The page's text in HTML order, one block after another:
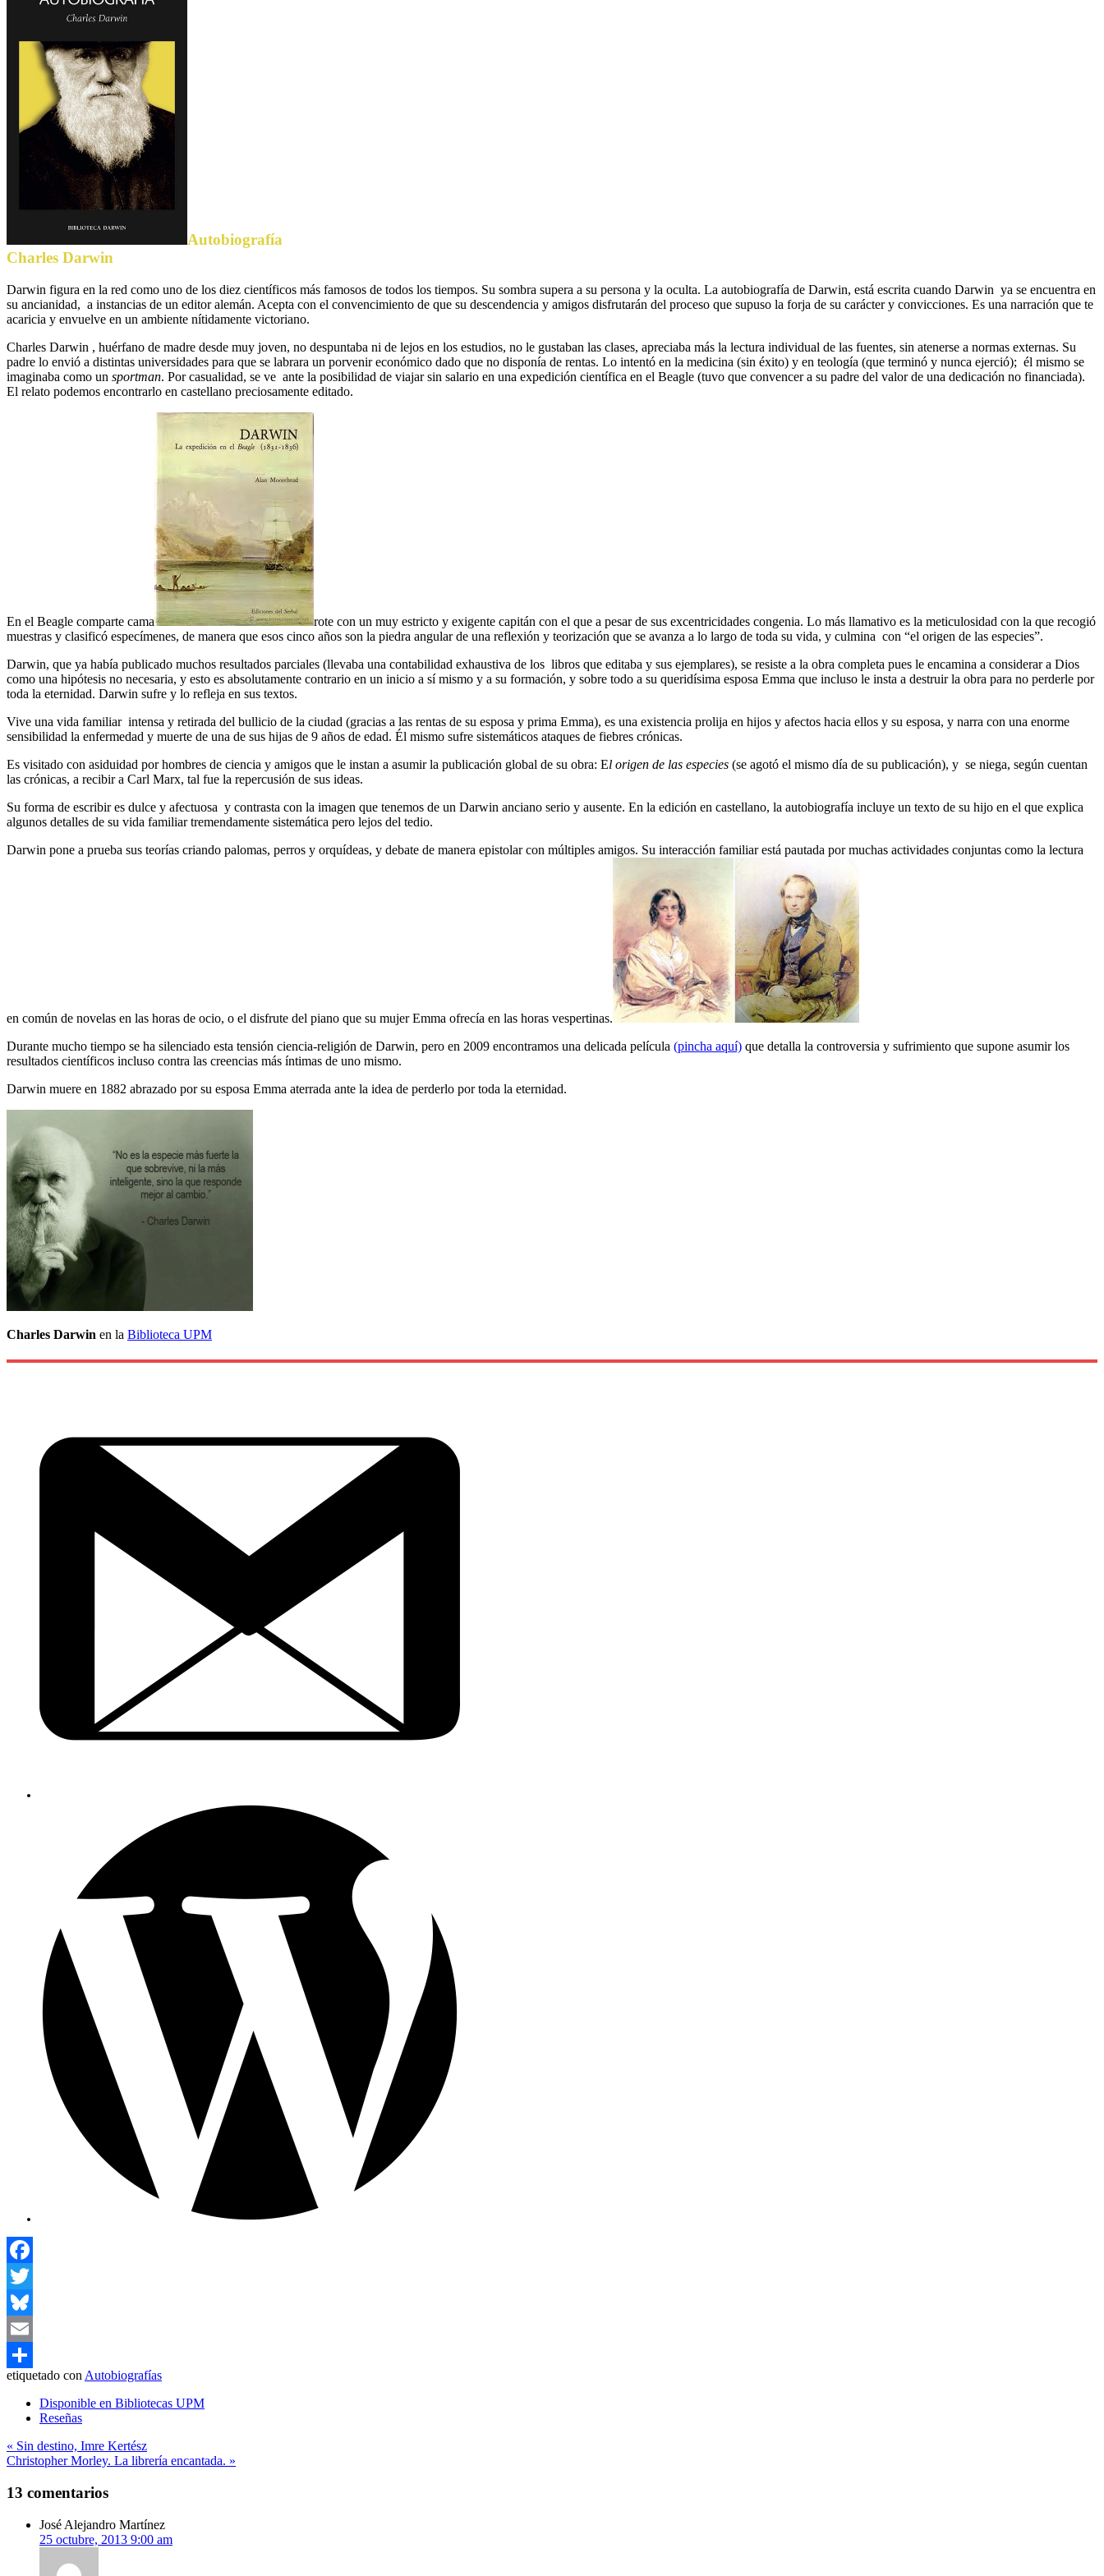
Autobiografía
Charles Darwin
Darwin figura en la red como uno de los diez científicos más famosos de todos los tiempos. Su sombra supera a su persona y la oculta. La autobiografía de Darwin, está escrita cuando Darwin ya se encuentra en
su ancianidad, a instancias de un editor alemán. Acepta con el convencimiento de que su descendencia y amigos disfrutarán del proceso que supuso la forja de su carácter y convicciones. Es una narración que te
acaricia y envuelve en un ambiente nítidamente victoriano.
Charles Darwin , huérfano de madre desde muy joven, no despuntaba ni de lejos en los estudios, no le gustaban las clases, apreciaba más la lectura individual de las fuentes, sin atenerse a normas externas. Su
padre lo envió a distintas universidades para que se labrara un porvenir económico dado que no disponía de rentas. Lo intentó en la medicina (sin éxito) y en teología (que terminó y nunca ejerció); él mismo se
imaginaba como un sportman. Por casualidad, se ve ante la posibilidad de viajar sin salario en una expedición científica en el Beagle (tuvo que convencer a su padre del valor de una dedicación no financiada).
El relato podemos encontrarlo en castellano preciosamente editado.
En el Beagle comparte cama
rote con un muy estricto y exigente capitán con el que a pesar de sus excentricidades congenia. Lo más llamativo es la meticulosidad con la que recogió
muestras y clasificó especímenes, de manera que esos cinco años son la piedra angular de una reflexión y teorización que se avanza a lo largo de toda su vida, y culmina con “el origen de las especies”.
Darwin, que ya había publicado muchos resultados parciales (llevaba una contabilidad exhaustiva de los libros que editaba y sus ejemplares), se resiste a la obra completa pues le encamina a considerar a Dios
como una hipótesis no necesaria, y esto es absolutamente contrario en un inicio a sí mismo y a su formación, y sobre todo a su queridísima esposa Emma que incluso le insta a destruir la obra para no perderle por
toda la eternidad. Darwin sufre y lo refleja en sus textos.
Vive una vida familiar intensa y retirada del bullicio de la ciudad (gracias a las rentas de su esposa y prima Emma), es una existencia prolija en hijos y afectos hacia ellos y su esposa, y narra con una enorme
sensibilidad la enfermedad y muerte de una de sus hijas de 9 años de edad. Él mismo sufre sistemáticos ataques de fiebres crónicas.
Es visitado con asiduidad por hombres de ciencia y amigos que le instan a asumir la publicación global de su obra: El origen de las especies (se agotó el mismo día de su publicación), y se niega, según cuentan
las crónicas, a recibir a Carl Marx, tal fue la repercusión de sus ideas.
Su forma de escribir es dulce y afectuosa y contrasta con la imagen que tenemos de un Darwin anciano serio y ausente. En la edición en castellano, la autobiografía incluye un texto de su hijo en el que explica
algunos detalles de su vida familiar tremendamente sistemática pero lejos del tedio.
Darwin pone a prueba sus teorías criando palomas, perros y orquídeas, y debate de manera epistolar con múltiples amigos. Su interacción familiar está pautada por muchas actividades conjuntas como la lectura
en común de novelas en las horas de ocio, o el disfrute del piano que su mujer Emma ofrecía en las horas vespertinas.
Durante mucho tiempo se ha silenciado esta tensión ciencia-religión de Darwin, pero en 2009 encontramos una delicada película (pincha aquí) que detalla la controversia y sufrimiento que supone asumir los
resultados científicos incluso contra las creencias más íntimas de uno mismo.
Darwin muere en 1882 abrazado por su esposa Emma aterrada ante la idea de perderlo por toda la eternidad.
Charles Darwin en la Biblioteca UPM
Facebook
Twitter
Bluesky
Email
Compartir
etiquetado con Autobiografías
Disponible en Bibliotecas UPM
Reseñas
Navegación
de
entradas
« Sin destino, Imre Kertész
Christopher Morley. La librería encantada. »
13 comentarios
José Alejandro Martínez
25 octubre, 2013 9:00 am